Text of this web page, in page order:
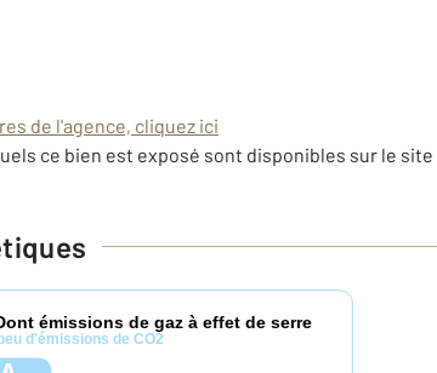
de l'agence, cliquez ici
ce bien est exposé sont disponibles sur le site
émissions de gaz à effet de serre
d'émissions de CO2